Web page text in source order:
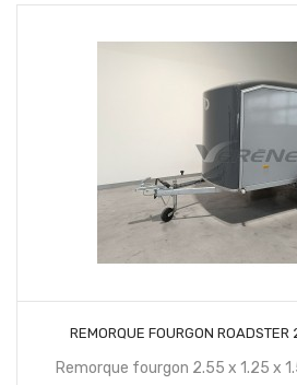
REMORQUE FOURGON
Remorque fourgon 2.55 x 1.25 x